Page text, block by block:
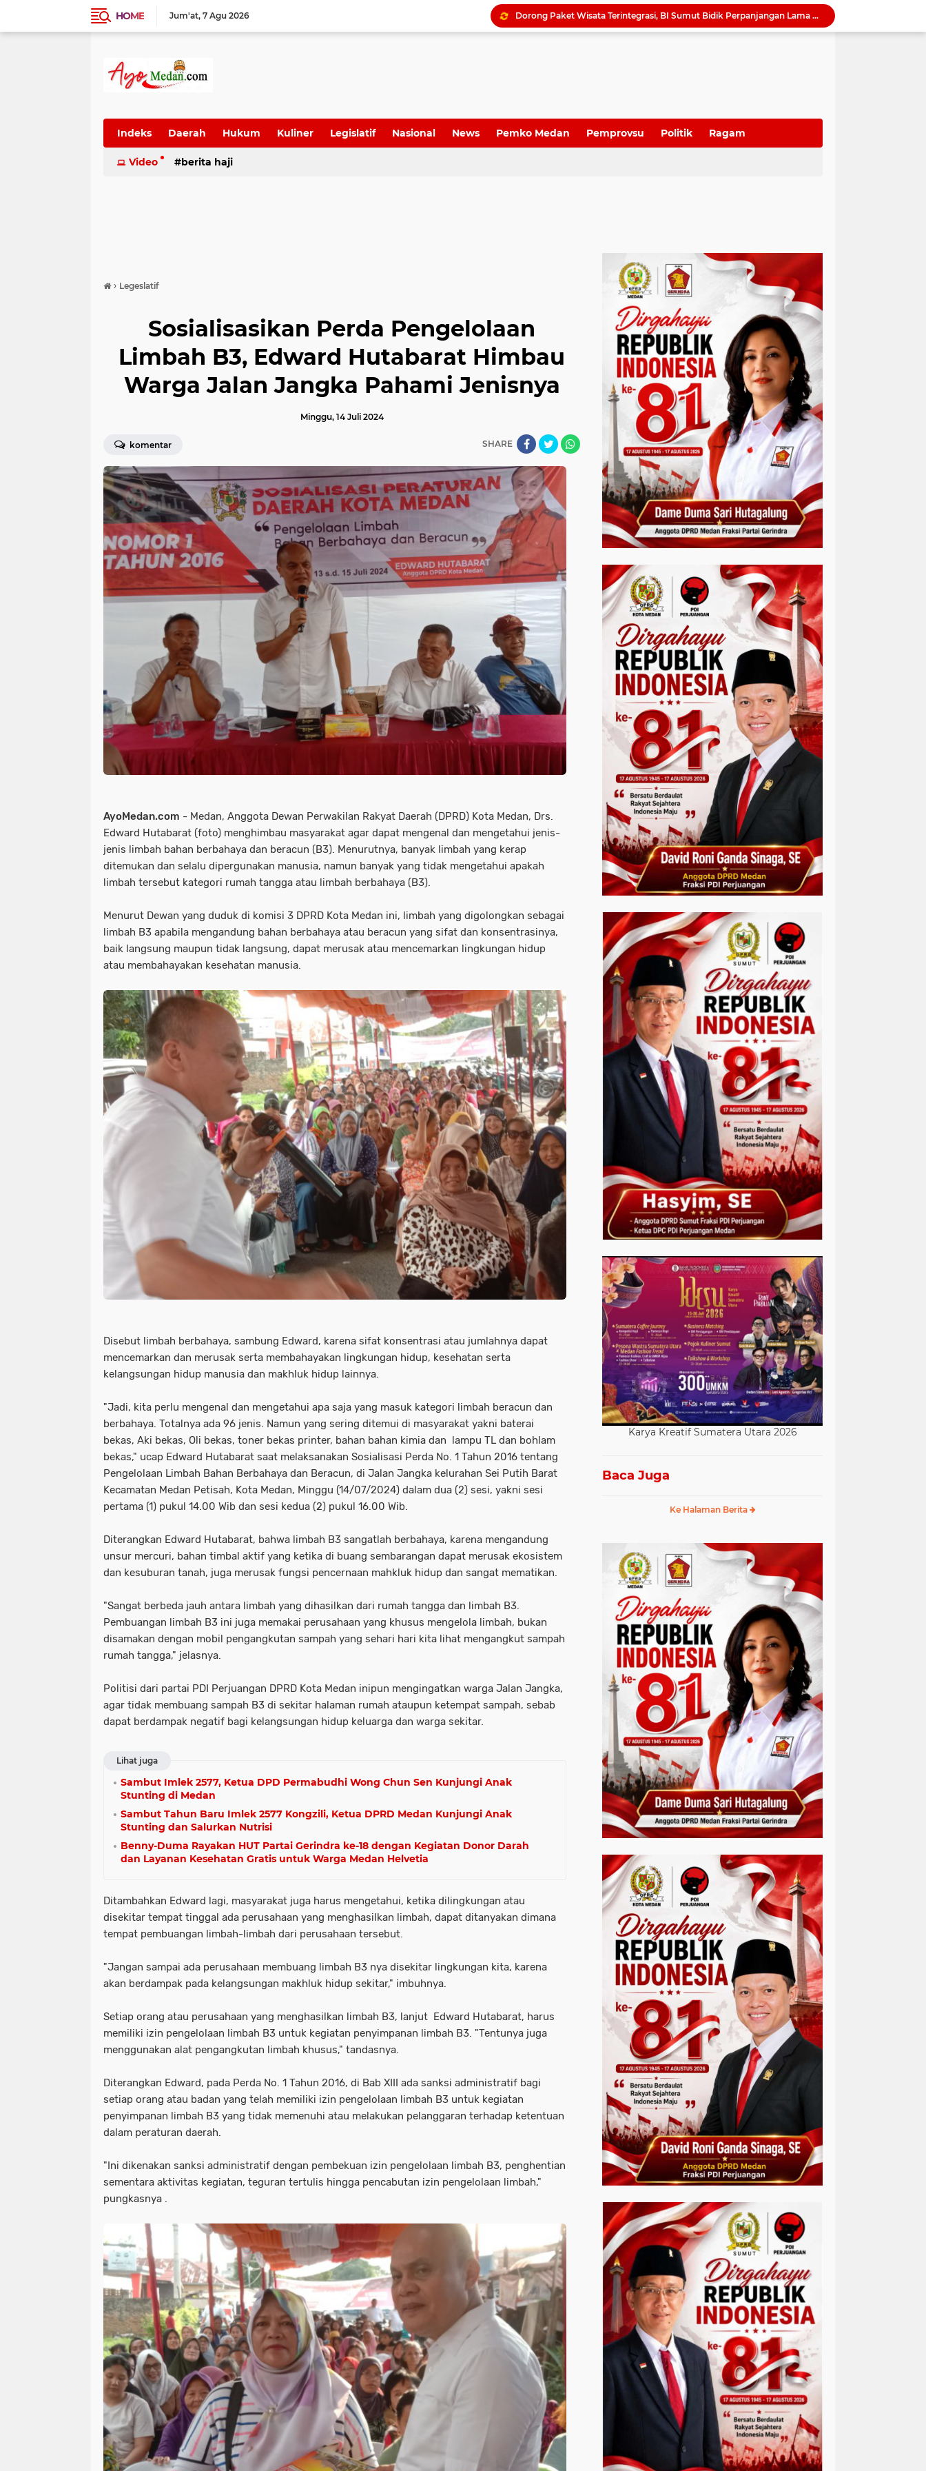
HOME Jum'at 7 Agu 2026
QRESTO Kemandirian Fiskal di Medan dan Deli Serdang, BI Sumut Dorong PAD Naik Tanpa Menaikkan Pajak
Ekonomi Global Melambat, BI Optimistis Ekonomi Sumut 2026 Tumbuh hingga 5,7 Persen
QRESTO Jadi Andalan Medan di APEKSI Leadership Dialogue 2026, Digitalisasi Pajak Restoran Diklaim Pertama di Indonesia
Indeks Daerah Hukum Kuliner Legislatif Nasional News Pemko Medan Pemprovsu Politik Ragam
SUmatera Utara Wisata
Video berita haji
› Legeslatif
Sosialisasikan Perda Pengelolaan
Limbah B3, Edward Hutabarat Himbau
Warga Jalan Jangka Pahami Jenisnya
Minggu, 14 Juli 2024
komentar SHARE
AyoMedan.com - Medan, Anggota Dewan Perwakilan Rakyat Daerah (DPRD) Kota Medan, Drs.
Edward Hutabarat (foto) menghimbau masyarakat agar dapat mengenal dan mengetahui jenis-
jenis limbah bahan berbahaya dan beracun (B3). Menurutnya, banyak limbah yang kerap
ditemukan dan selalu dipergunakan manusia, namun banyak yang tidak mengetahui apakah
limbah tersebut kategori rumah tangga atau limbah berbahaya (B3).
Menurut Dewan yang duduk di komisi 3 DPRD Kota Medan ini, limbah yang digolongkan sebagai
limbah B3 apabila mengandung bahan berbahaya atau beracun yang sifat dan konsentrasinya,
baik langsung maupun tidak langsung, dapat merusak atau mencemarkan lingkungan hidup
atau membahayakan kesehatan manusia.
Disebut limbah berbahaya, sambung Edward, karena sifat konsentrasi atau jumlahnya dapat
mencemarkan dan merusak serta membahayakan lingkungan hidup, kesehatan serta
kelangsungan hidup manusia dan makhluk hidup lainnya.
"Jadi, kita perlu mengenal dan mengetahui apa saja yang masuk kategori limbah beracun dan
berbahaya. Totalnya ada 96 jenis. Namun yang sering ditemui di masyarakat yakni baterai
bekas, Aki bekas, Oli bekas, toner bekas printer, bahan bahan kimia dan lampu TL dan bohlam
bekas," ucap Edward Hutabarat saat melaksanakan Sosialisasi Perda No. 1 Tahun 2016 tentang
Pengelolaan Limbah Bahan Berbahaya dan Beracun, di Jalan Jangka kelurahan Sei Putih Barat
Kecamatan Medan Petisah, Kota Medan, Minggu (14/07/2024) dalam dua (2) sesi, yakni sesi
pertama (1) pukul 14.00 Wib dan sesi kedua (2) pukul 16.00 Wib.
Diterangkan Edward Hutabarat, bahwa limbah B3 sangatlah berbahaya, karena mengandung
unsur mercuri, bahan timbal aktif yang ketika di buang sembarangan dapat merusak ekosistem
dan kesuburan tanah, juga merusak fungsi pencernaan mahkluk hidup dan sangat mematikan.
"Sangat berbeda jauh antara limbah yang dihasilkan dari rumah tangga dan limbah B3.
Pembuangan limbah B3 ini juga memakai perusahaan yang khusus mengelola limbah, bukan
disamakan dengan mobil pengangkutan sampah yang sehari hari kita lihat mengangkut sampah
rumah tangga," jelasnya.
Politisi dari partai PDI Perjuangan DPRD Kota Medan inipun mengingatkan warga Jalan Jangka,
agar tidak membuang sampah B3 di sekitar halaman rumah ataupun ketempat sampah, sebab
dapat berdampak negatif bagi kelangsungan hidup keluarga dan warga sekitar.
Lihat juga
Sambut Imlek 2577, Ketua DPD Permabudhi Wong Chun Sen Kunjungi Anak
Stunting di Medan
Sambut Tahun Baru Imlek 2577 Kongzili, Ketua DPRD Medan Kunjungi Anak
Stunting dan Salurkan Nutrisi
Benny-Duma Rayakan HUT Partai Gerindra ke-18 dengan Kegiatan Donor Darah
dan Layanan Kesehatan Gratis untuk Warga Medan Helvetia
Ditambahkan Edward lagi, masyarakat juga harus mengetahui, ketika dilingkungan atau
disekitar tempat tinggal ada perusahaan yang menghasilkan limbah, dapat ditanyakan dimana
tempat pembuangan limbah-limbah dari perusahaan tersebut.
"Jangan sampai ada perusahaan membuang limbah B3 nya disekitar lingkungan kita, karena
akan berdampak pada kelangsungan makhluk hidup sekitar," imbuhnya.
Setiap orang atau perusahaan yang menghasilkan limbah B3, lanjut Edward Hutabarat, harus
memiliki izin pengelolaan limbah B3 untuk kegiatan penyimpanan limbah B3. "Tentunya juga
menggunakan alat pengangkutan limbah khusus," tandasnya.
Diterangkan Edward, pada Perda No. 1 Tahun 2016, di Bab XIII ada sanksi administratif bagi
setiap orang atau badan yang telah memiliki izin pengelolaan limbah B3 untuk kegiatan
penyimpanan limbah B3 yang tidak memenuhi atau melakukan pelanggaran terhadap ketentuan
dalam peraturan daerah.
"Ini dikenakan sanksi administratif dengan pembekuan izin pengelolaan limbah B3, penghentian
sementara aktivitas kegiatan, teguran tertulis hingga pencabutan izin pengelolaan limbah,"
pungkasnya .
Karya Kreatif Sumatera Utara 2026
Baca Juga
Ke Halaman Berita